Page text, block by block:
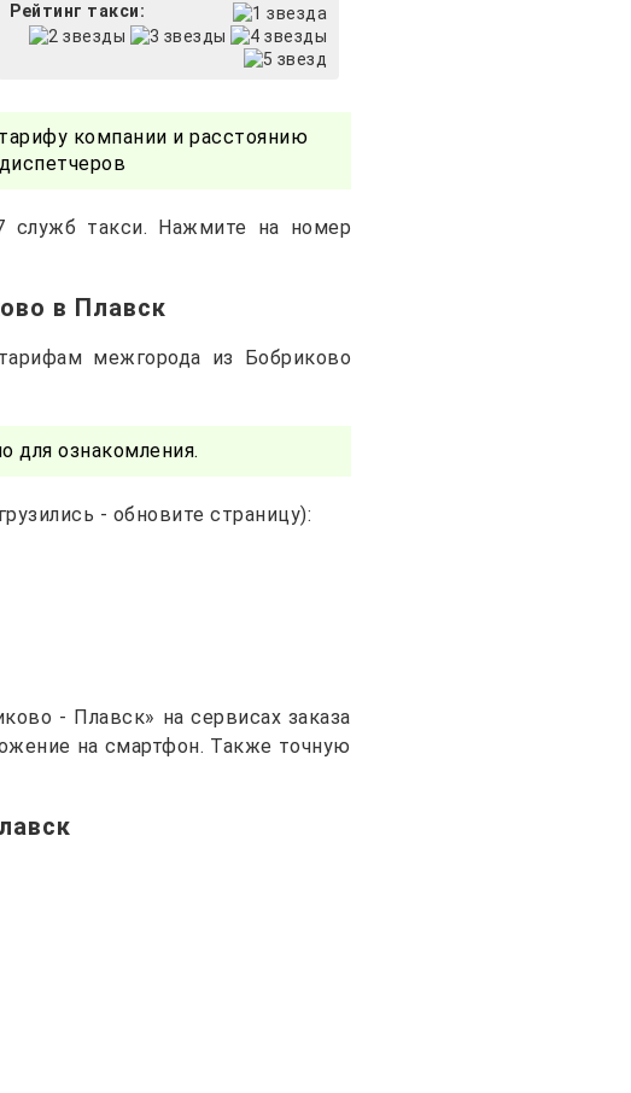
Рейтинг такси:
компании и расстоянию
служб такси. Нажмите на номер
в Плавск
межгорода из Бобриково
для ознакомления.
- обновите страницу):
- Плавск» на сервисах заказа
на смартфон. Также точную